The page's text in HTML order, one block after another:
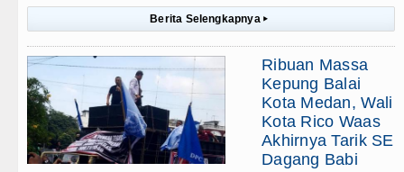
Berita Selengkapnya ▸
Ribuan Massa
Kepung Balai
Kota Medan, Wali
Kota Rico Waas
Akhirnya Tarik SE
Dagang Babi